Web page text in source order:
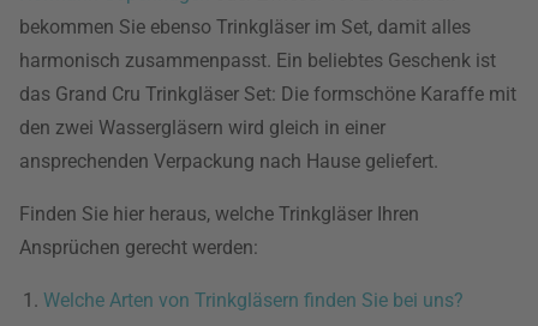
bekommen Sie ebenso Trinkgläser im Set, damit alles
harmonisch zusammenpasst. Ein beliebtes Geschenk ist
das Grand Cru Trinkgläser Set: Die formschöne Karaffe mit
den zwei Wassergläsern wird gleich in einer
ansprechenden Verpackung nach Hause geliefert.
Finden Sie hier heraus, welche Trinkgläser Ihren
Ansprüchen gerecht werden:
Welche Arten von Trinkgläsern finden Sie bei uns?